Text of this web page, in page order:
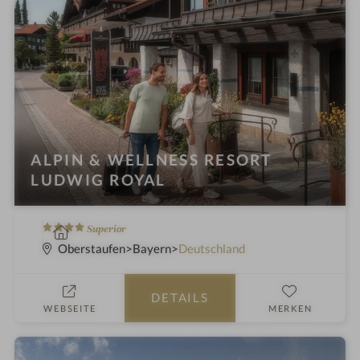
ALPIN & WELLNESS RESORT
LUDWIG ROYAL
4
S
e
Superior
W
e
n
s
Oberstaufen Bayern Deutschland
WEBSEITE
DETAILS
MERKEN